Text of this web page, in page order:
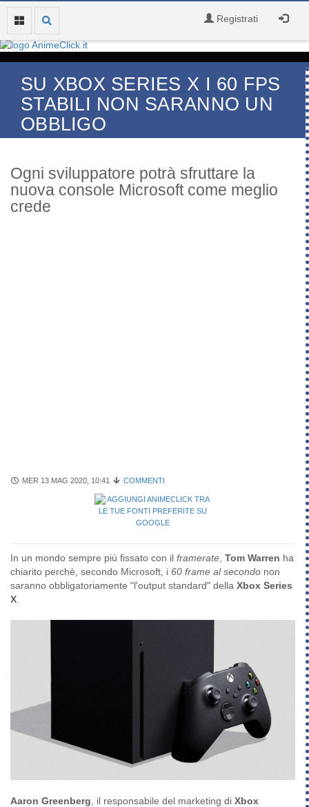
Registrati
SU XBOX SERIES X I 60 FPS
STABILI NON SARANNO UN
OBBLIGO
Ogni sviluppatore potrà sfruttare la
nuova console Microsoft come meglio
crede
MER 13 MAG 2020, 10:41 COMMENTI
In un mondo sempre più fissato con il framerate Tom Warren ha
chiarito perchè, secondo Microsoft, i 60 frame al secondo non
saranno obbligatoriamente "l'output standard" della Xbox Series
X
Aaron Greenberg, il responsabile del marketing di Xbox